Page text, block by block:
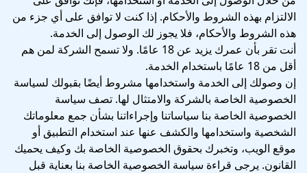
الالتزام بهذه الشروط والأحكام. إذا كنت لا توافق على أي جزء من
هذه الشروط والأحكام، فلا يجوز لك الوصول إلى الخدمة.
أنت تقر بأن عمرك يزيد عن 18 عامًا. ولا تسمح الشركة لمن هم
أقل من 18 عامًا باستخدام الخدمة.
إن وصولك إلى الخدمة واستخدامها مشروط أيضًا بقبولك لسياسة
الخصوصية الخاصة بالشركة والامتثال لها. تصف سياسة
الخصوصية الخاصة بنا سياساتنا وإجراءاتنا بشأن جمع معلوماتك
الشخصية واستخدامها والكشف عنها عند استخدام التطبيق أو
موقع الويب، وتخبرك بحقوق الخصوصية الخاصة بك وكيف يحميك
القانون. يرجى قراءة سياسة الخصوصية الخاصة بنا بعناية قبل